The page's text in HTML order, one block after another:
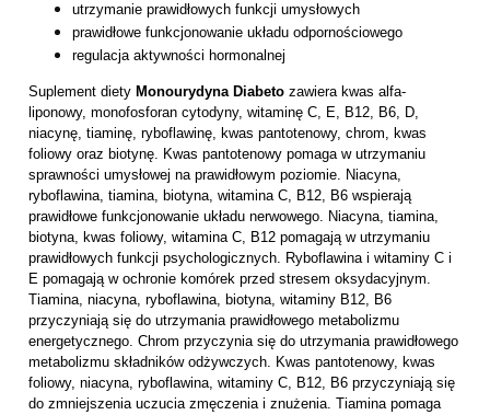
utrzymanie prawidłowych funkcji umysłowych
prawidłowe funkcjonowanie układu odpornościowego
regulacja aktywności hormonalnej
Suplement diety Monourydyna Diabeto zawiera kwas alfa-
liponowy, monofosforan cytodyny, witaminę C, E, B12, B6, D,
niacynę, tiaminę, ryboflawinę, kwas pantotenowy, chrom, kwas
foliowy oraz biotynę. Kwas pantotenowy pomaga w utrzymaniu
sprawności umysłowej na prawidłowym poziomie. Niacyna,
ryboflawina, tiamina, biotyna, witamina C, B12, B6 wspierają
prawidłowe funkcjonowanie układu nerwowego. Niacyna, tiamina,
biotyna, kwas foliowy, witamina C, B12 pomagają w utrzymaniu
prawidłowych funkcji psychologicznych. Ryboflawina i witaminy C i
E pomagają w ochronie komórek przed stresem oksydacyjnym.
Tiamina, niacyna, ryboflawina, biotyna, witaminy B12, B6
przyczyniają się do utrzymania prawidłowego metabolizmu
energetycznego. Chrom przyczynia się do utrzymania prawidłowego
metabolizmu składników odżywczych. Kwas pantotenowy, kwas
foliowy, niacyna, ryboflawina, witaminy C, B12, B6 przyczyniają się
do zmniejszenia uczucia zmęczenia i znużenia. Tiamina pomaga